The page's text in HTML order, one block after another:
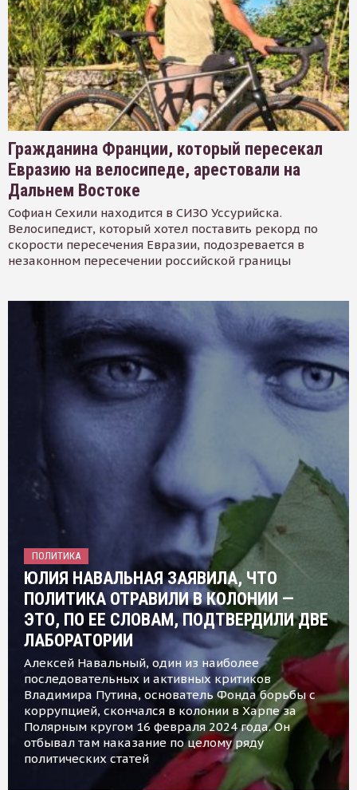
Гражданина Франции, который пересекал
Евразию на велосипеде, арестовали на
Дальнем Востоке
Софиан Сехили находится в СИЗО Уссурийска.
Велосипедист, который хотел поставить рекорд по
скорости пересечения Евразии, подозревается в
незаконном пересечении российской границы
ПОЛИТИКА
ЮЛИЯ НАВАЛЬНАЯ ЗАЯВИЛА, ЧТО
ПОЛИТИКА ОТРАВИЛИ В КОЛОНИИ —
ЭТО, ПО ЕЕ СЛОВАМ, ПОДТВЕРДИЛИ ДВЕ
ЛАБОРАТОРИИ
Алексей Навальный, один из наиболее
последовательных и активных критиков
Владимира Путина, основатель Фонда борьбы с
коррупцией, скончался в колонии в Харпе за
Полярным кругом 16 февраля 2024 года. Он
отбывал там наказание по целому ряду
политических статей